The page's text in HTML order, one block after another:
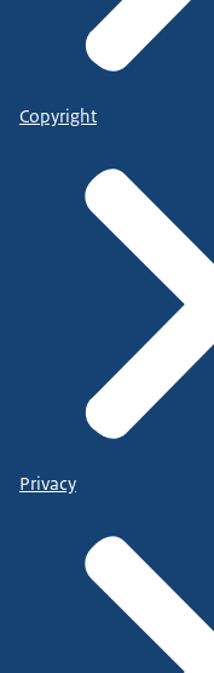
Copyright
Privacy